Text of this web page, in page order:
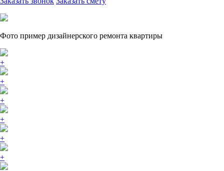
Фото пример дизайнерского ремонта квартиры
+
+
+
+
+
+